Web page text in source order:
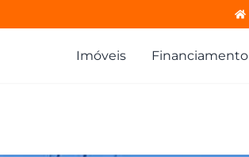
Imóveis Financiamento